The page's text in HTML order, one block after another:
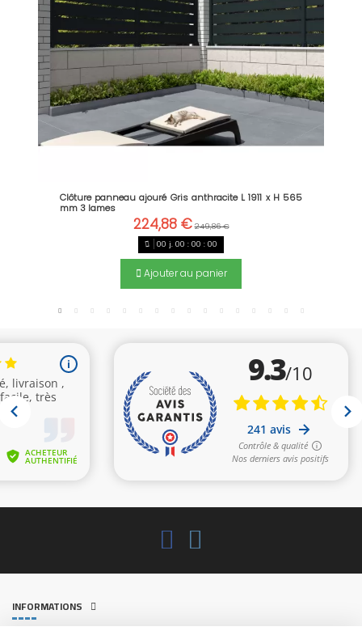
Clôture panneau ajouré Gris anthracite L 1911 x H 565
mm 3 lames
224,88 € 249,86 €
00 j. 00 :00 :00
Ajouter au panier
INFORMATIONS